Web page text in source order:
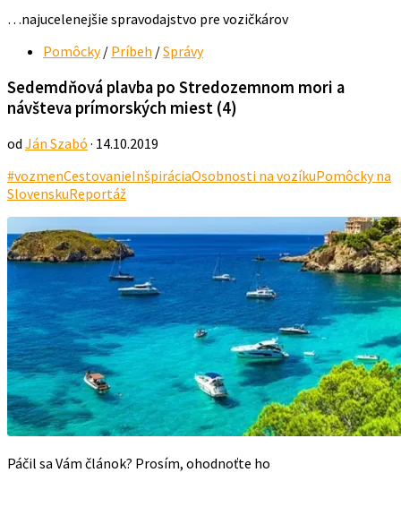
…najucelenejšie spravodajstvo pre vozičkárov
Pomôcky / Príbeh /Správy
Sedemdňová plavba po Stredozemnom mori a
návšteva prímorských miest (4)
od Ján Szabó · 14.10.2019
#vozmenCestovanieInšpiráciaOsobnosti na vozíkuPomôcky na
SlovenskuReportáž
Páčil sa Vám článok? Prosím, ohodnoťte ho